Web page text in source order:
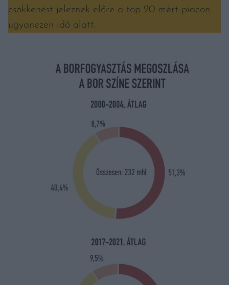
csökkenést jeleznek előre a top 20 mért piacon
ugyanezen idő alatt.